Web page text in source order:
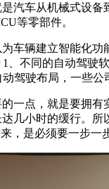
车从机械式设备
等零部件。
辆建立智能化功
、不同的自动驾
驾驶布局，一些公
点，就是要拥有
几小时的缓行。
，是必须要一步一